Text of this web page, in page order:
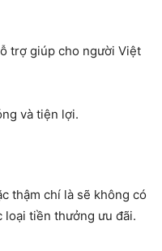
trợ giúp cho người Việt
và tiện lợi.
thậm chí là sẽ không có
loại tiền thưởng ưu đãi.